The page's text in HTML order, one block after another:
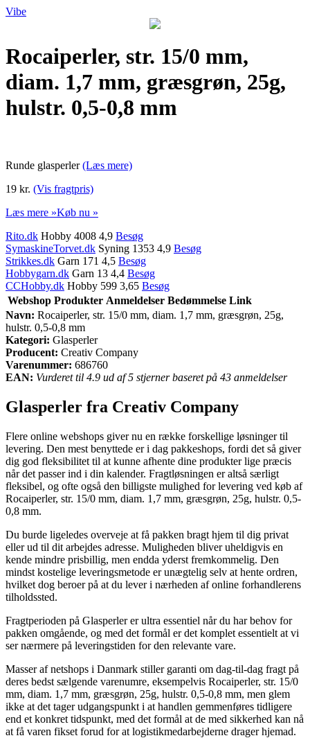
Vibe
Rocaiperler, str. 15/0 mm,
diam. 1,7 mm, græsgrøn, 25g,
hulstr. 0,5-0,8 mm
Runde glasperler(Læs mere)
19 kr. (Vis fragtpris)
Læs mere »Køb nu »
Rito.dk Hobby 4008 4,9 Besøg
SymaskineTorvet.dk Syning 1353 4,9 Besøg
Strikkes.dk Garn 171 4,5 Besøg
Hobbygarn.dk Garn 13 4,4 Besøg
CCHobby.dk Hobby 599 3,65 Besøg
Webshop Produkter Anmeldelser Bedømmelse Link
Navn: Rocaiperler, str. 15/0 mm, diam. 1,7 mm, græsgrøn, 25g,
hulstr. 0,5-0,8 mm
Kategori: Glasperler
Producent: Creativ Company
Varenummer: 686760
EAN: Vurderet til 4.9 ud af 5 stjerner baseret på 43 anmeldelser
Glasperler fra Creativ Company
Flere online webshops giver nu en række forskellige løsninger til
levering. Den mest benyttede er i dag pakkeshops, fordi det så giver
dig god fleksibilitet til at kunne afhente dine produkter lige præcis
når det passer ind i din kalender. Fragtløsningen er altså særligt
fleksibel, og ofte også den billigste mulighed for levering ved køb af
Rocaiperler, str. 15/0 mm, diam. 1,7 mm, græsgrøn, 25g, hulstr. 0,5-
0,8 mm.
Du burde ligeledes overveje at få pakken bragt hjem til dig privat
eller ud til dit arbejdes adresse. Muligheden bliver uheldigvis en
kende mindre prisbillig, men endda yderst fremkommelig. Den
mindst kostelige leveringsmetode er unægtelig selv at hente ordren,
hvilket dog beroer på at du lever i nærheden af online forhandlerens
tilholdssted.
Fragtperioden på Glasperler er ultra essentiel når du har behov for
pakken omgående, og med det formål er det komplet essentielt at vi
ser nærmere på leveringstiden for den relevante vare.
Masser af netshops i Danmark stiller garanti om dag-til-dag fragt på
deres bedst sælgende varenumre, eksempelvis Rocaiperler, str. 15/0
mm, diam. 1,7 mm, græsgrøn, 25g, hulstr. 0,5-0,8 mm, men glem
ikke at det tager udgangspunkt i at handlen gemmenføres tidligere
end et konkret tidspunkt, med det formål at de med sikkerhed kan nå
at få varen fikset forud for at logistikmedarbejderne drager hjemad.